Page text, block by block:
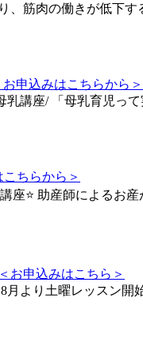
、筋肉の働きが低下
申込みはこちらから＞
講座/ 「母乳育児っ
ちらから＞
座⭐ 助産師による
お申込みはこちら＞
より土曜レッスン開